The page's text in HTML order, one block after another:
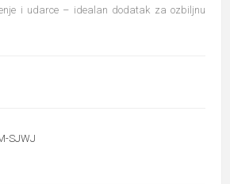
i udarce – idealan dodatak za ozbiljnu
SJWJ